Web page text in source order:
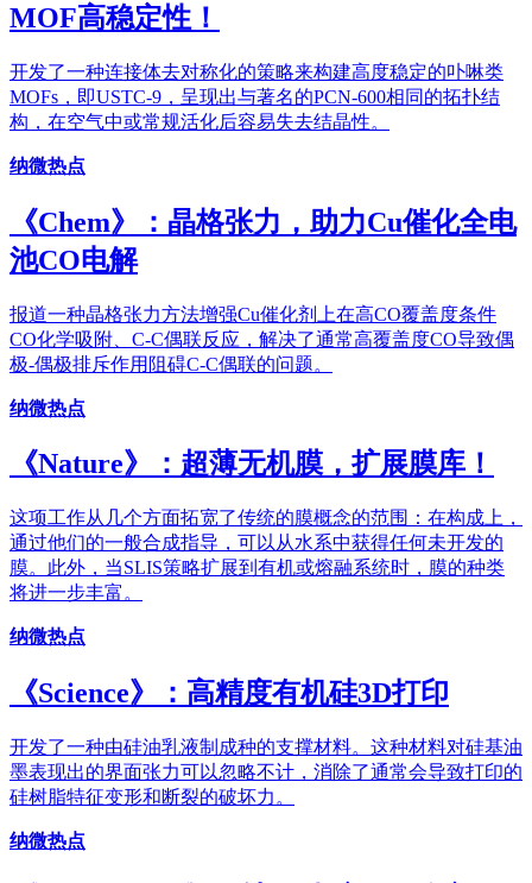
MOF高稳定性！
开发了一种连接体去对称化的策略来构建高度稳定的卟啉类
MOFs，即USTC-9，呈现出与著名的PCN-600相同的拓扑结
构，在空气中或常规活化后容易失去结晶性。
纳微热点
《Chem》：晶格张力，助力Cu催化全电
池CO电解
报道一种晶格张力方法增强Cu催化剂上在高CO覆盖度条件
CO化学吸附、C-C偶联反应，解决了通常高覆盖度CO导致偶
极-偶极排斥作用阻碍C-C偶联的问题。
纳微热点
《Nature》：超薄无机膜，扩展膜库！
这项工作从几个方面拓宽了传统的膜概念的范围：在构成上，
通过他们的一般合成指导，可以从水系中获得任何未开发的
膜。此外，当SLIS策略扩展到有机或熔融系统时，膜的种类
将进一步丰富。
纳微热点
《Science》：高精度有机硅3D打印
开发了一种由硅油乳液制成种的支撑材料。这种材料对硅基油
墨表现出的界面张力可以忽略不计，消除了通常会导致打印的
硅树脂特征变形和断裂的破坏力。
纳微热点